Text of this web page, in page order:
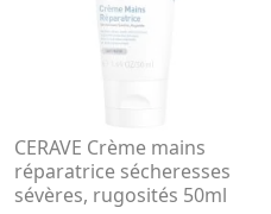
CERAVE Crème mains
réparatrice sécheresses
sévères, rugosités 50ml